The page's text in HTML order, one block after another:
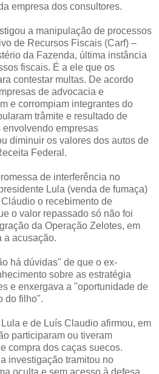
empresa dos consultores.
a manipulação de processos
de Recursos Fiscais (Carf) –
da Fazenda, última instância
fiscais. É a ele que os
contestar multas. De acordo
de advocacia e
e corrompiam integrantes do
trâmite e resultado de
empresas
diminuir os valores dos autos de
Federal.
de interferência no
Lula (venda de fumaça)
o recebimento de
o valor repassado só não foi
da Operação Zelotes, em
a acusação.
há dúvidas" de que o ex-
sobre as estratégia
e enxergava a "oportunidade de
do filho".
e de Luís Claudio afirmou, em
participaram ou tiveram
compra dos caças suecos.
investigação tramitou no
oculta e sem acesso à defesa.